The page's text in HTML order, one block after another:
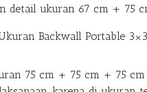
detail ukuran 67 cm + 75
Backwall Portable
75 cm + 75 cm + 75 cm